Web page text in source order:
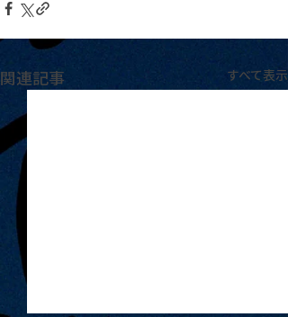
関連記事 すべて表示